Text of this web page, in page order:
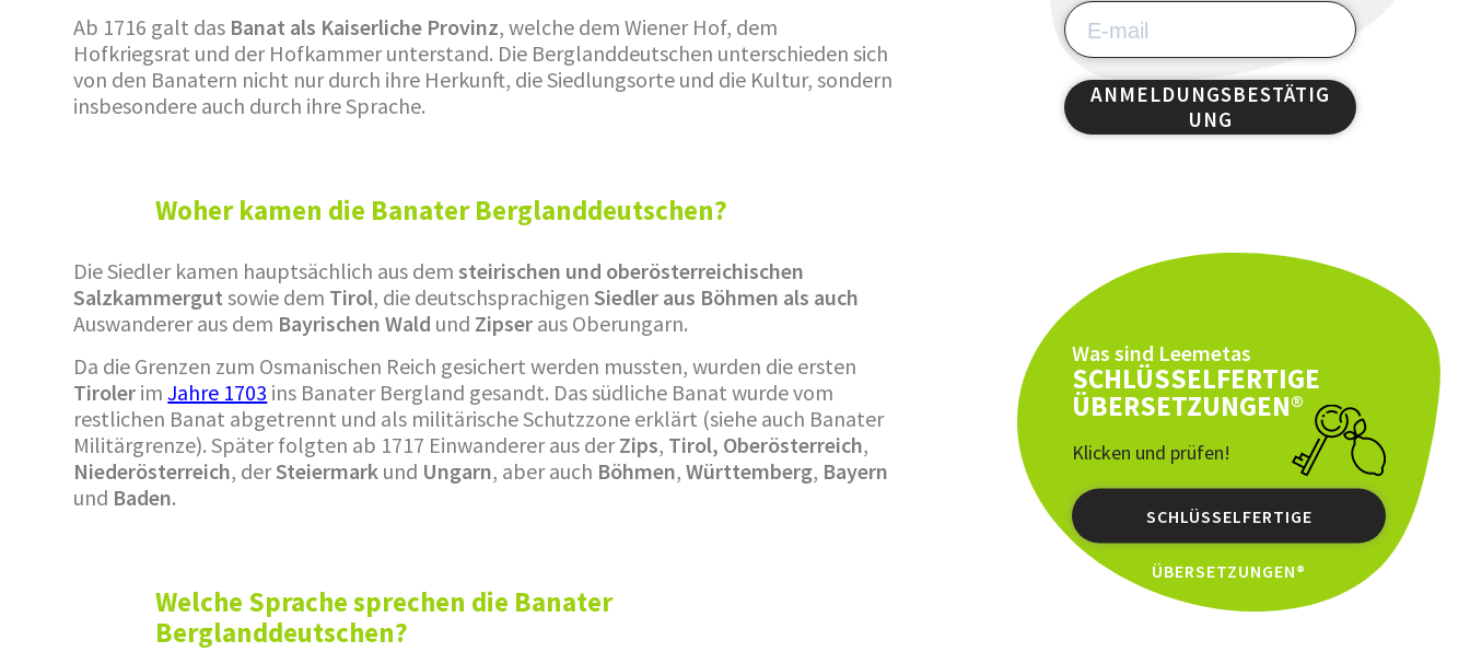
Ab 1716 galt das Banat als Kaiserliche Provinz, welche dem Wiener Hof, dem
Hofkriegsrat und der Hofkammer unterstand. Die Berglanddeutschen unterschieden sich
von den Banatern nicht nur durch ihre Herkunft, die Siedlungsorte und die Kultur, sondern
insbesondere auch durch ihre Sprache.
Woher kamen die Banater Berglanddeutschen?
Die Siedler kamen hauptsächlich aus demsteirischen und oberösterreichischen
Salzkammergut sowie dem Tirol, die deutschsprachigenSiedler aus Böhmen als auch
Auswanderer aus dem Bayrischen Wald und Zipser aus Oberungarn.
Da die Grenzen zum Osmanischen Reich gesichert werden mussten, wurden die ersten
Tiroler imJahre 1703 ins Banater Bergland gesandt. Das südliche Banat wurde vom
restlichen Banat abgetrennt und als militärische Schutzzone erklärt (siehe auch Banater
Militärgrenze). Später folgten ab 1717 Einwanderer aus derZips, Tirol, Oberösterreich,
Niederösterreich, derSteiermark und Ungarn, aber auch Böhmen,Württemberg, Bayern
und Baden.
Welche Sprache sprechen die Banater
Berglanddeutschen?
ANMELDUNGSBESTÄTIG
UNG
Was sind Leemetas
SCHLÜSSELFERTIGE
ÜBERSETZUNGEN®
Klicken und prüfen!
SCHLÜSSELFERTIGE
ÜBERSETZUNGEN®